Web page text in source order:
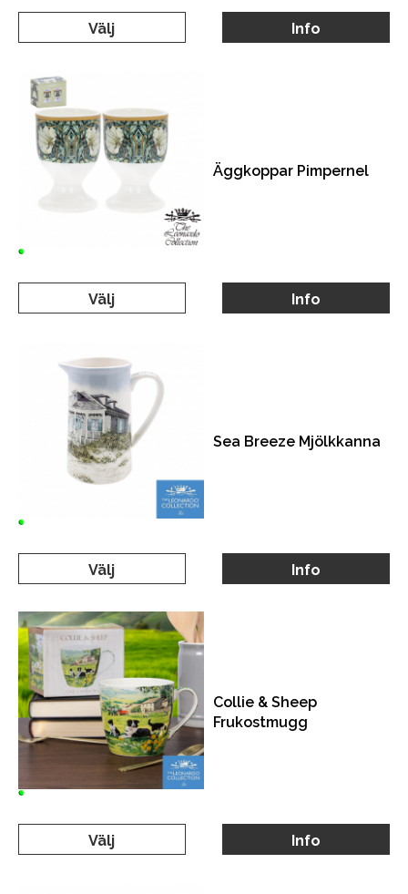
Välj Info
Äggkoppar Pimpernel
Välj Info
Sea Breeze Mjölkkanna
Välj Info
Collie & Sheep
Frukostmugg
Välj Info